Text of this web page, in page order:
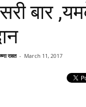
बार
रावत - March 11, 2017